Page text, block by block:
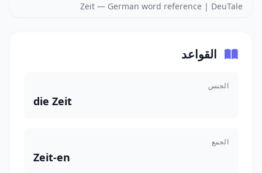
Zeit — German word reference | DeuTale
القواعد
الجنس
die Zeit
الجمع
Zeit-en